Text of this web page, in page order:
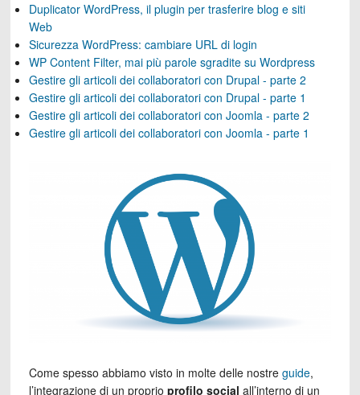
Duplicator WordPress, il plugin per trasferire blog e siti
Web
Sicurezza WordPress: cambiare URL di login
WP Content Filter, mai più parole sgradite su Wordpress
Gestire gli articoli dei collaboratori con Drupal - parte 2
Gestire gli articoli dei collaboratori con Drupal - parte 1
Gestire gli articoli dei collaboratori con Joomla - parte 2
Gestire gli articoli dei collaboratori con Joomla - parte 1
Come spesso abbiamo visto in molte delle nostre guide,
l’integrazione di un proprio profilo social all’interno di un